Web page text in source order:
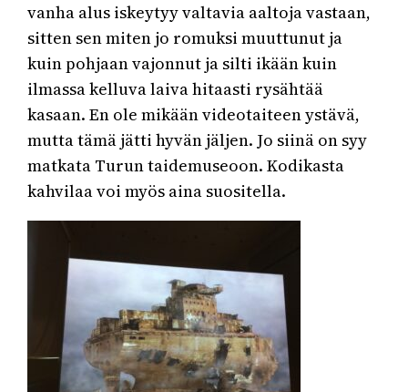
vanha alus iskeytyy valtavia aaltoja vastaan,
sitten sen miten jo romuksi muuttunut ja
kuin pohjaan vajonnut ja silti ikään kuin
ilmassa kelluva laiva hitaasti rysähtää
kasaan. En ole mikään videotaiteen ystävä,
mutta tämä jätti hyvän jäljen. Jo siinä on syy
matkata Turun taidemuseoon. Kodikasta
kahvilaa voi myös aina suositella.